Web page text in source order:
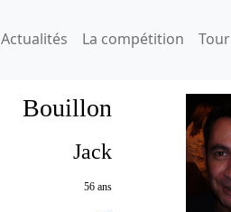
Actualités La compétition
Bouillon
Jack
56 ans